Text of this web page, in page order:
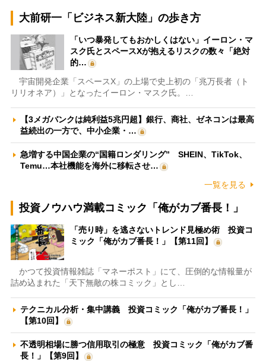
大前研一「ビジネス新大陸」の歩き方
「いつ暴発してもおかしくはない」イーロン・マ
スク氏とスペースXが抱えるリスクの数々「絶対
的…
宇宙開発企業「スペースX」の上場で史上初の「兆万長者（ト
リリオネア）」となったイーロン・マスク氏。…
【3メガバンクは純利益5兆円超】銀行、商社、ゼネコンは最高
益続出の一方で、中小企業・…
急増する中国企業の“国籍ロンダリング” SHEIN、TikTok、
Temu…本社機能を海外に移転させ…
一覧を見る
投資ノウハウ満載コミック「俺がカブ番長！」
「売り時」を逃さないトレンド見極め術 投資コ
ミック「俺がカブ番長！」【第11回】
かつて投資情報雑誌「マネーポスト」にて、圧倒的な情報量が
詰め込まれた「天下無敵の株コミック」とし…
テクニカル分析・集中講義 投資コミック「俺がカブ番長！」
【第10回】
不透明相場に勝つ信用取引の極意 投資コミック「俺がカブ番
長！」【第9回】